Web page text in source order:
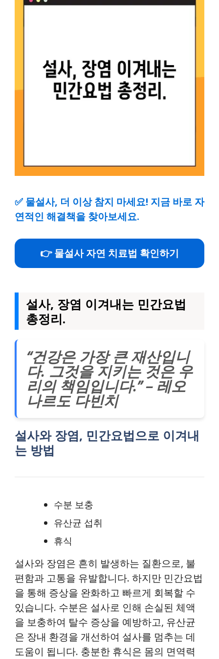
✅ 물설사, 더 이상 참지 마세요! 지금 바로 자
연적인 해결책을 찾아보세요.
👉 물설사 자연 치료법 확인하기
설사, 장염 이겨내는 민간요법
총정리.
“건강은 가장 큰 재산입니
다. 그것을 지키는 것은 우
리의 책임입니다.” – 레오
나르도 다빈치
설사와 장염, 민간요법으로 이겨내
는 방법
수분 보충
유산균 섭취
휴식
설사와 장염은 흔히 발생하는 질환으로, 불
편함과 고통을 유발합니다. 하지만 민간요법
을 통해 증상을 완화하고 빠르게 회복할 수
있습니다. 수분은 설사로 인해 손실된 체액
을 보충하여 탈수 증상을 예방하고, 유산균
은 장내 환경을 개선하여 설사를 멈추는 데
도움이 됩니다. 충분한 휴식은 몸의 면역력